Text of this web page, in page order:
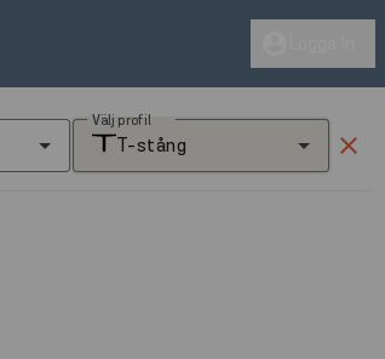
Välj profil
T-stång clear